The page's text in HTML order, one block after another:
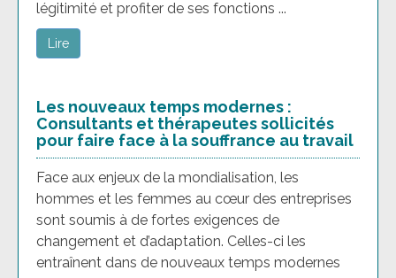
légitimité et profiter de ses fonctions ...
Lire
Les nouveaux temps modernes :
Consultants et thérapeutes sollicités
pour faire face à la souffrance au travail
Face aux enjeux de la mondialisation, les
hommes et les femmes au cœur des entreprises
sont soumis à de fortes exigences de
changement et d’adaptation. Celles-ci les
entraînent dans de nouveaux temps modernes